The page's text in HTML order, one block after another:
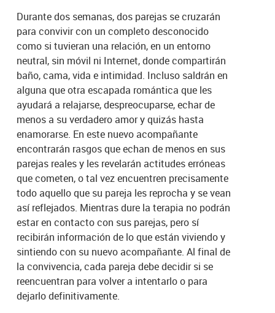
Durante dos semanas, dos parejas se cruzarán
para convivir con un completo desconocido
como si tuvieran una relación, en un entorno
neutral, sin móvil ni Internet, donde compartirán
baño, cama, vida e intimidad. Incluso saldrán en
alguna que otra escapada romántica que les
ayudará a relajarse, despreocuparse, echar de
menos a su verdadero amor y quizás hasta
enamorarse. En este nuevo acompañante
encontrarán rasgos que echan de menos en sus
parejas reales y les revelarán actitudes erróneas
que cometen, o tal vez encuentren precisamente
todo aquello que su pareja les reprocha y se vean
así reflejados. Mientras dure la terapia no podrán
estar en contacto con sus parejas, pero sí
recibirán información de lo que están viviendo y
sintiendo con su nuevo acompañante. Al final de
la convivencia, cada pareja debe decidir si se
reencuentran para volver a intentarlo o para
dejarlo definitivamente.